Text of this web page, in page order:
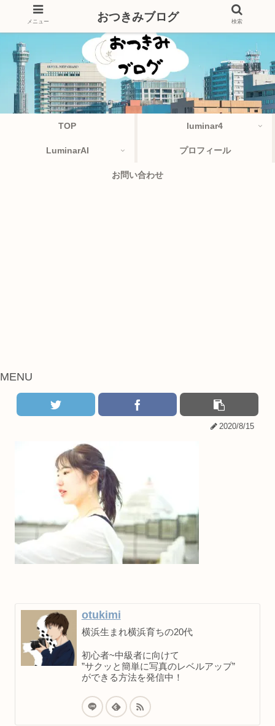
TOP luminar4
LuminarAI プロフィール
お問い合わせ
MENU
2020/8/15
otukimi
横浜生まれ横浜育ちの20代
初心者~中級者に向けて
”サクッと簡単に写真のレベルアップ”
ができる方法を発信中！
メニュー おつきみブログ 検索